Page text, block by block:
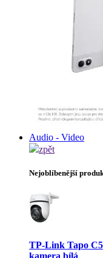
Audio - Video
zpět
Nejoblíbenější
TP-Link Tapo